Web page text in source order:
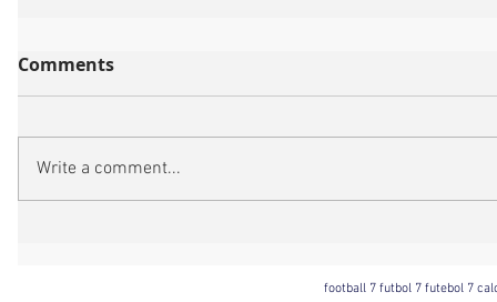
Comments
Write a comment...
football 7 futbol 7 futebol 7